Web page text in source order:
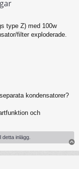
type Z) med 100w
filter exploderade.
kondensatorer?
och
inlägg.
p
p